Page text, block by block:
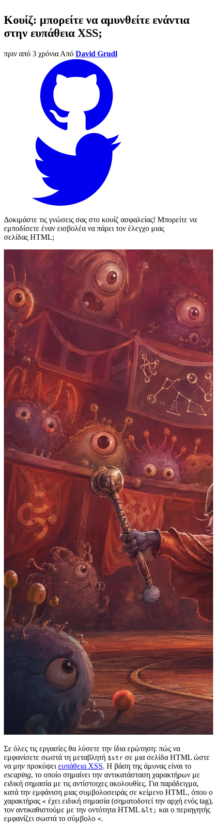
Κουίζ: μπορείτε να αμυνθείτε ενάντια
στην ευπάθεια XSS;
πριν από 3 χρόνια Από David Grudl
Δοκιμάστε τις γνώσεις σας στο κουίζ ασφαλείας! Μπορείτε να
εμποδίσετε έναν εισβολέα να πάρει τον έλεγχο μιας
σελίδας HTML;
Σε όλες τις εργασίες θα λύσετε την ίδια ερώτηση: πώς να
εμφανίσετε σωστά τη μεταβλητή $str σε μια σελίδα HTML ώστε
να μην προκύψει ευπάθεια XSS. Η βάση της άμυνας είναι το
escaping, το οποίο σημαίνει την αντικατάσταση χαρακτήρων με
ειδική σημασία με τις αντίστοιχες ακολουθίες. Για παράδειγμα,
κατά την εμφάνιση μιας συμβολοσειράς σε κείμενο HTML, όπου ο
χαρακτήρας < έχει ειδική σημασία (σηματοδοτεί την αρχή ενός tag),
τον αντικαθιστούμε με την οντότητα HTML &lt; και ο περιηγητής
εμφανίζει σωστά το σύμβολο <.